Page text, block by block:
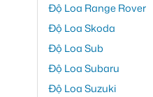
Độ Loa Range Rover
Độ Loa Skoda
Độ Loa Sub
Độ Loa Subaru
Độ Loa Suzuki